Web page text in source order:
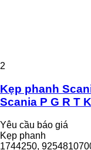
2
Kẹp phanh
Scania P G R T
Yêu cầu báo giá
Kẹp phanh
1744250,